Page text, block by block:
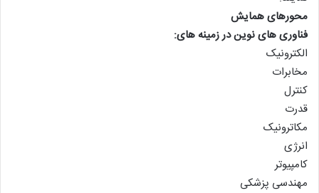
محورهای همایش
فناوری های نوین در زمینه های:
الکترونیک
مخابرات
کنترل
قدرت
مکاترونیک
انرژی
کامپیوتر
مهندسی پزشکی